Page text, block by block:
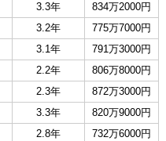
3.3年
834万2000円
3.2年
775万7000円
3.1年
791万3000円
2.2年
806万8000円
2.3年
872万3000円
3.3年
820万9000円
2.8年
732万6000円